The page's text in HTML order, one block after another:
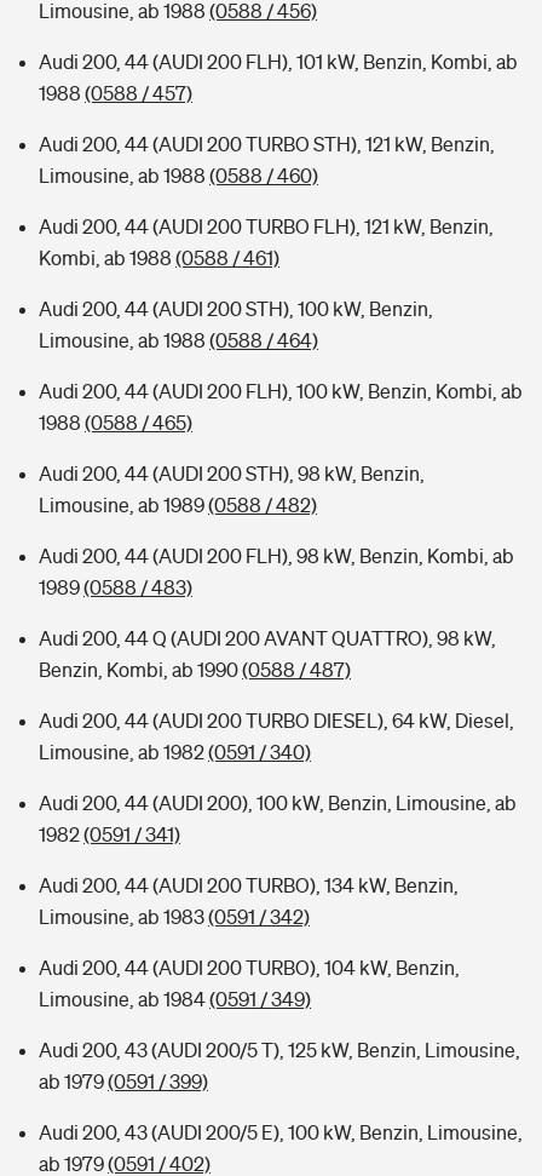
Limousine, ab 1988 (0588 / 456)
Audi 200, 44 (AUDI 200 FLH), 101 kW, Benzin, Kombi, ab
1988 (0588 / 457)
Audi 200, 44 (AUDI 200 TURBO STH), 121 kW, Benzin,
Limousine, ab 1988 (0588 / 460)
Audi 200, 44 (AUDI 200 TURBO FLH), 121 kW, Benzin,
Kombi, ab 1988 (0588 / 461)
Audi 200, 44 (AUDI 200 STH), 100 kW, Benzin,
Limousine, ab 1988 (0588 / 464)
Audi 200, 44 (AUDI 200 FLH), 100 kW, Benzin, Kombi, ab
1988 (0588 / 465)
Audi 200, 44 (AUDI 200 STH), 98 kW, Benzin,
Limousine, ab 1989(0588 / 482)
Audi 200, 44 (AUDI 200 FLH), 98 kW, Benzin, Kombi, ab
1989(0588 / 483)
Audi 200, 44 Q (AUDI 200 AVANT QUATTRO), 98 kW,
Benzin, Kombi, ab 1990(0588 / 487)
Audi 200, 44 (AUDI 200 TURBO DIESEL), 64 kW, Diesel,
Limousine, ab 1982(0591 / 340)
Audi 200, 44 (AUDI 200), 100 kW, Benzin, Limousine, ab
1982(0591 / 341)
Audi 200, 44 (AUDI 200 TURBO), 134 kW, Benzin,
Limousine, ab 1983(0591 / 342)
Audi 200, 44 (AUDI 200 TURBO), 104 kW, Benzin,
Limousine, ab 1984(0591 / 349)
Audi 200, 43 (AUDI 200/5 T), 125 kW, Benzin, Limousine,
ab 1979(0591 / 399)
Audi 200, 43 (AUDI 200/5 E), 100 kW, Benzin, Limousine,
ab 1979(0591 / 402)